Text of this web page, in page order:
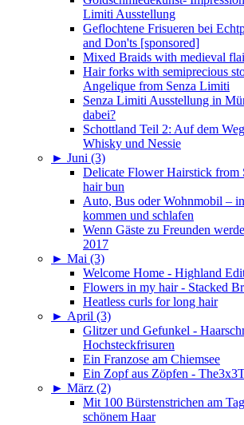
Limiti Ausstellung
Geflochtene Frisueren bei
and Don'ts [sponsored]
Mixed Braids with medieval
Hair forks with semiprecious
Angelique from Senza Limiti
Senza Limiti Ausstellung in
dabei?
Schottland Teil 2: Auf dem
Whisky und Nessie
► Juni (3)
Delicate Flower Hairstick
hair bun
Auto, Bus oder Wohnmobil –
kommen und schlafen
Wenn Gäste zu Freunden
2017
► Mai (3)
Welcome Home - Highland
Flowers in my hair - Stacked
Heatless curls for long hair
► April (3)
Glitzer und Gefunkel -
Hochsteckfrisuren
Ein Franzose am Chiemsee
Ein Zopf aus Zöpfen -
► März (2)
Mit 100 Bürstenstrichen am
schönem Haar